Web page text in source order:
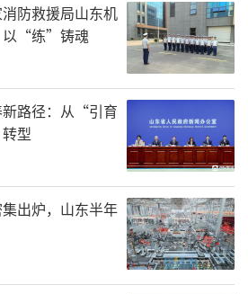
敏院长与Peter Shi院士签订
校助为Peter Shi院士颁发特
民校长与Peter Shi院士共同
工智能创新研究中心进行揭
与Peter Shi院士为国际供
新研究中心揭牌并颁发主任
士为万斌博士颁发研究中心
科研平台正式落户恒星。
防救援局山东机
以“练”铸魂
新路径：从“引育
型
出炉，山东半年